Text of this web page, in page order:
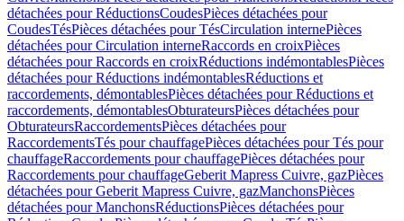
détachées pour RéductionsCoudesPièces détachées pour
CoudesTésPièces détachées pour TésCirculation internePièces
détachées pour Circulation interneRaccords en croixPièces
détachées pour Raccords en croixRéductions indémontablesPièces
détachées pour Réductions indémontablesRéductions et
raccordements, démontablesPièces détachées pour Réductions et
raccordements, démontablesObturateursPièces détachées pour
ObturateursRaccordementsPièces détachées pour
RaccordementsTés pour chauffagePièces détachées pour Tés pour
chauffageRaccordements pour chauffagePièces détachées pour
Raccordements pour chauffageGeberit Mapress Cuivre, gazPièces
détachées pour Geberit Mapress Cuivre, gazManchonsPièces
détachées pour ManchonsRéductionsPièces détachées pour